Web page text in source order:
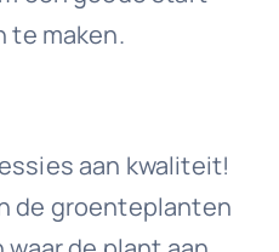
te maken.
aan kwaliteit!
de groenteplanten